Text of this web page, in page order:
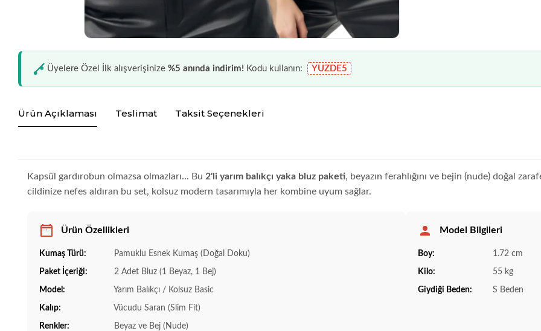
Üyelere Özel İlk alışverişinize%5 anında indirim! Kodu kullanın: YUZDE5
Ürün Açıklaması Teslimat Taksit Seçenekleri
Kapsül gardırobun olmazsa olmazları... Bu 2'li yarım balıkçı yaka bluz paketi, beyazın ferahlığını ve bejin (nude) doğal
cildinize nefes aldıran bu set, kolsuz modern tasarımıyla her kombine uyum sağlar.
Ürün Özellikleri
Kumaş Türü: Pamuklu Esnek Kumaş (Doğal Doku)
Paket İçeriği: 2 Adet Bluz (1 Beyaz, 1 Bej)
Model: Yarım Balıkçı / Kolsuz Basic
Kalıp: Vücudu Saran (Slim Fit)
Renkler: Beyaz ve Bej (Nude)
Model Bilgileri
Boy: 1.72 cm
Kilo: 55 kg
Giydiği Beden: S Beden